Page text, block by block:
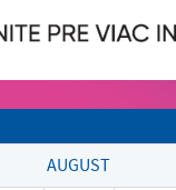
AUGUST